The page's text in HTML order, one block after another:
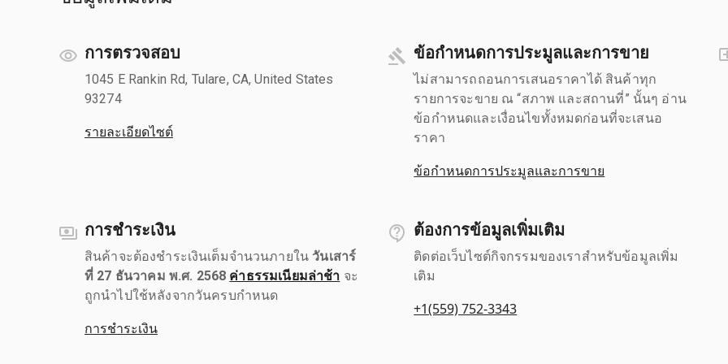
การตรวจสอบ
1045 E Rankin Rd, Tulare, CA, United States
93274
รายละเอียดไซต์
ข้อกำหนดการประมูลและการขาย
ไม่สามารถถอนการเสนอราคาได้ สินค้าทุก
รายการจะขาย ณ “สภาพ และสถานที่” นั้นๆ อ่าน
ข้อกำหนดและเงื่อนไขทั้งหมดก่อนที่จะเสนอ
ราคา
ข้อกำหนดการประมูลและการขาย
การชำระเงิน
สินค้าจะต้องชำระเงินเต็มจำนวนภายใน วันเสาร์
ที่ 27 ธันวาคม พ.ศ. 2568 ค่าธรรมเนียมล่าช้า จะ
ถูกนำไปใช้หลังจากวันครบกำหนด
การชำระเงิน
ต้องการข้อมูลเพิ่มเติม
ติดต่อเว็บไซต์กิจกรรมของเราสำหรับข้อมูลเพิ่ม
เติม
+1(559) 752-3343